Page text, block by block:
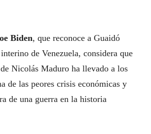
Biden, que reconoce a Guaidó
de Venezuela, considera que
Nicolás Maduro ha llevado a los
de las peores crisis económicas y
de una guerra en la historia